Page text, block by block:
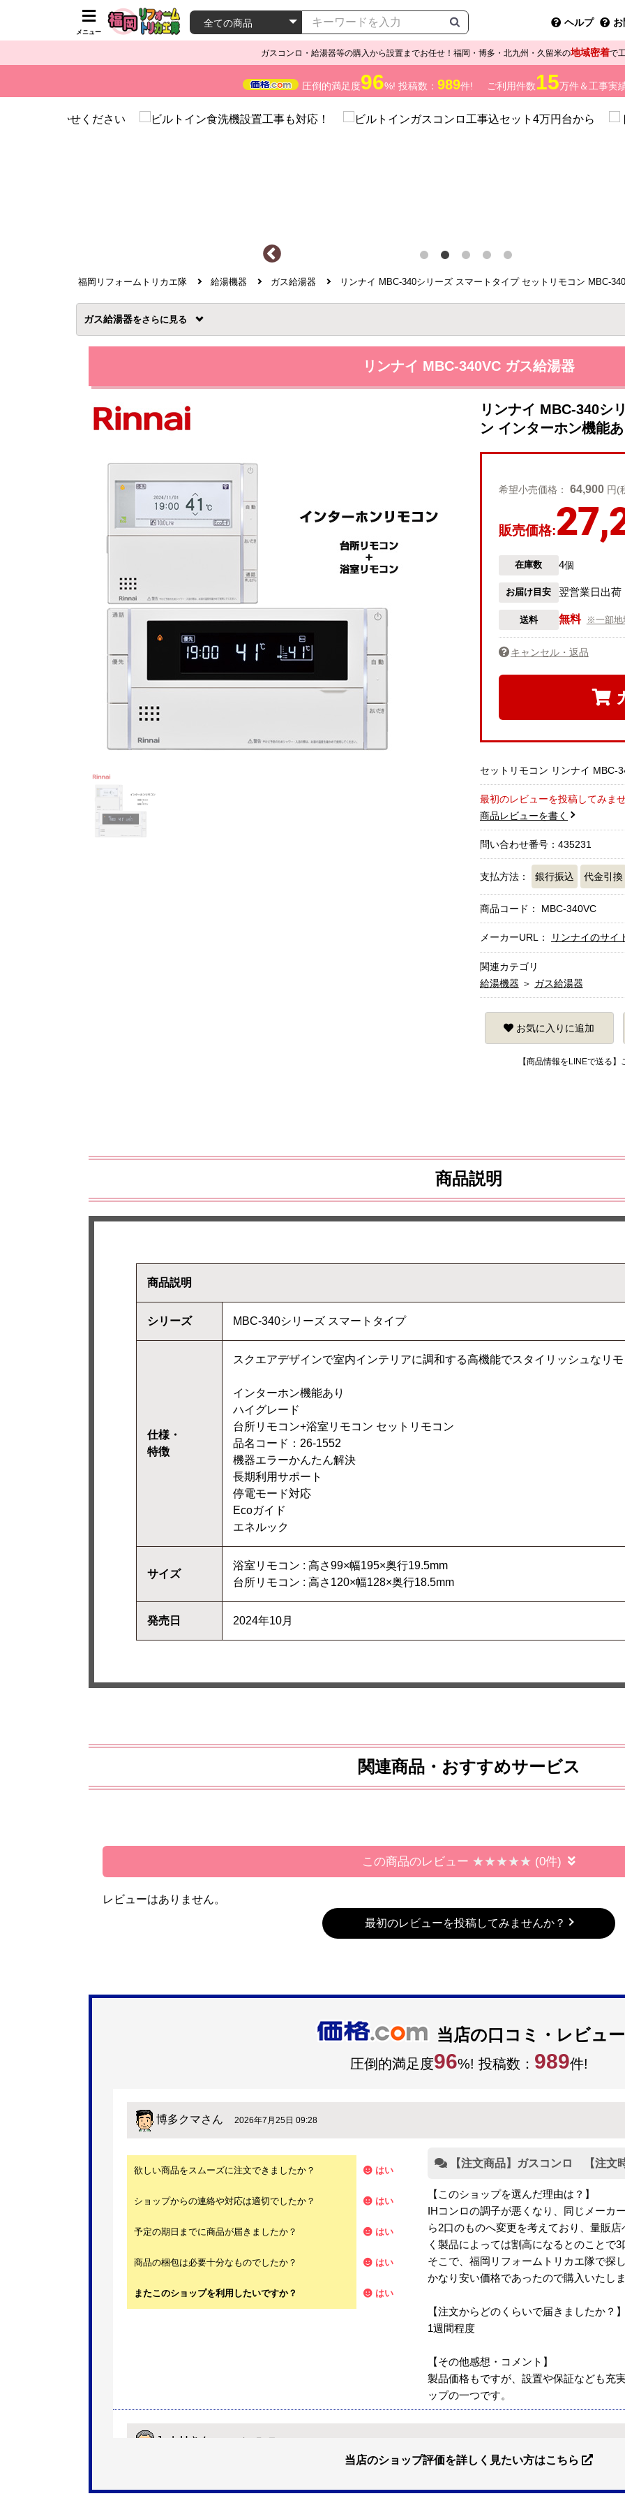
メニュー
ヘルプ
ガスコンロ・給湯器等の購入から設置までお任せ！福岡・博多・北九州・久留米の地域密着で
圧倒的満足度96%! 投稿数： 989件! ご利用件数15万件＆工事実
福岡リフォームトリカエ隊 給湯機器 ガス給湯器 リンナイ MBC-340シリーズ スマートタイプ セットリモコン MBC-
ガス給湯器を
リンナイ MBC-340VC ガス給湯器
リンナイ MBC-340シ
ン インターホン機能
希望小売価格： 64,900 円(
販売価格:
在庫数 4個
お届け目安 翌営業日出荷
送料 無料 ※一部地
キャンセル・返品
セットリモコン リンナイ MBC-
最初のレビューを投稿してみま
商品レビューを書く
問い合わせ番号：435231
支払方法： 銀行振込 代金引換
商品コード： MBC-340VC
メーカーURL： リンナイのサイ
関連カテゴリ
給湯機器 ＞ ガス給湯器
お気に入りに追加
【商品情報をLINEで送る
商品説明
商品説明
シリーズ MBC-340シリーズ スマートタイプ
仕様・
特徴
スクエアデザインで室内インテリアに調和する高機能でスタイリッシュなリ
インターホン機能あり
ハイグレード
台所リモコン+浴室リモコン セットリモコン
品名コード：26-1552
機器エラーかんたん解決
長期利用サポート
停電モード対応
Ecoガイド
エネルック
サイズ
浴室リモコン : 高さ99×幅195×奥行19.5mm
台所リモコン : 高さ120×幅128×奥行18.5mm
発売日 2024年10月
関連商品・おすすめサービス
この商品のレビュー (0件)
レビューはありません。
最初のレビューを投稿してみませんか？
当店の口コミ・レビュー
圧倒的満足度96%! 投稿数： 989件!
博多クマさん 2026年7月25日 09:28
欲しい商品をスムーズに注文できましたか？ はい
ショップからの連絡や対応は適切でしたか？ はい
予定の期日までに商品が届きましたか？ はい
商品の梱包は必要十分なものでしたか？ はい
またこのショップを利用したいですか？ はい
【注文商品】ガスコンロ 【注文
【このショップを選んだ理由は？】
IHコンロの調子が悪くなり、同じメーカ
ら2口のものへ変更を考えており、量販
く製品によっては割高になるとのことで
そこで、福岡リフォームトリカエ隊で探
かなり安い価格であったので購入いたし
【注文からどのくらいで届きましたか？
1週間程度
【その他感想・コメント】
製品価格もですが、設置や保証なども充
ップの一つです。
JodyH さん
欲しい商品をスムーズに注文できましたか？ はい
当店のショップ評価を詳しく見たい方はこちら